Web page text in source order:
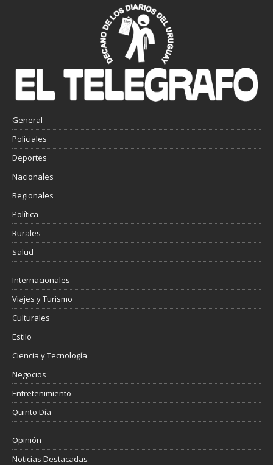
General
Policiales
Deportes
Nacionales
Regionales
Política
Rurales
Salud
Internacionales
Viajes y Turismo
Culturales
Estilo
Ciencia y Tecnología
Negocios
Entretenimiento
Quinto Día
Opinión
Noticias Destacadas